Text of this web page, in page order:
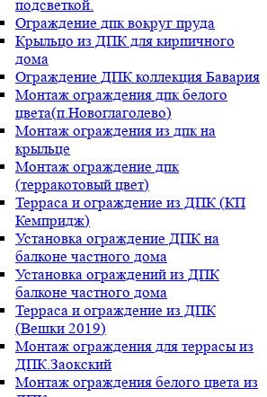
подсветкой.
Ограждение дпк вокруг пруда
Крыльцо из ДПК для кирпичного
дома
Ограждение ДПК коллекция Бавария
Монтаж ограждения дпк белого
цвета(п.Новоглаголево)
Монтаж ограждения из дпк на
крыльце
Монтаж ограждение дпк
(терракотовый цвет)
Терраса и ограждение из ДПК (КП
Кемпридж)
Установка ограждение ДПК на
балконе частного дома
Установка ограждений из ДПК
балконе частного дома
Терраса и ограждение из ДПК
(Вешки 2019)
Монтаж ограждения для террасы из
ДПК.Заокский
Монтаж ограждения белого цвета из